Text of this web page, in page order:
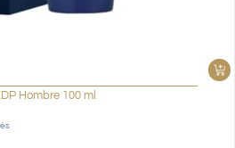
Hombre 100 ml